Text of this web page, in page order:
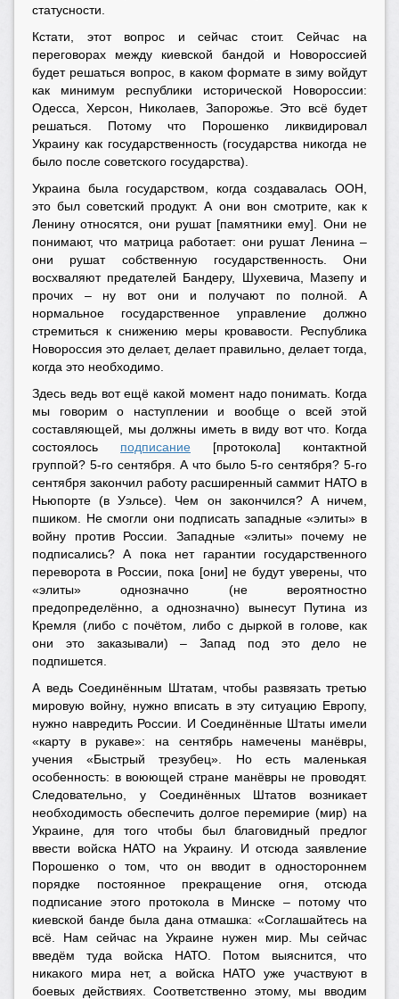
статусности.
Кстати, этот вопрос и сейчас стоит. Сейчас на
переговорах между киевской бандой и Новороссией
будет решаться вопрос, в каком формате в зиму войдут
как минимум республики исторической Новороссии:
Одесса, Херсон, Николаев, Запорожье. Это всё будет
решаться. Потому что Порошенко ликвидировал
Украину как государственность (государства никогда не
было после советского государства).
Украина была государством, когда создавалась ООН,
это был советский продукт. А они вон смотрите, как к
Ленину относятся, они рушат [памятники ему]. Они не
понимают, что матрица работает: они рушат Ленина –
они рушат собственную государственность. Они
восхваляют предателей Бандеру, Шухевича, Мазепу и
прочих – ну вот они и получают по полной. А
нормальное государственное управление должно
стремиться к снижению меры кровавости. Республика
Новороссия это делает, делает правильно, делает тогда,
когда это необходимо.
Здесь ведь вот ещё какой момент надо понимать. Когда
мы говорим о наступлении и вообще о всей этой
составляющей, мы должны иметь в виду вот что. Когда
состоялось подписание [протокола] контактной
группой? 5-го сентября. А что было 5-го сентября? 5-го
сентября закончил работу расширенный саммит НАТО в
Ньюпорте (в Уэльсе). Чем он закончился? А ничем,
пшиком. Не смогли они подписать западные «элиты» в
войну против России. Западные «элиты» почему не
подписались? А пока нет гарантии государственного
переворота в России, пока [они] не будут уверены, что
«элиты» однозначно (не вероятностно
предопределённо, а однозначно) вынесут Путина из
Кремля (либо с почётом, либо с дыркой в голове, как
они это заказывали) – Запад под это дело не
подпишется.
А ведь Соединённым Штатам, чтобы развязать третью
мировую войну, нужно вписать в эту ситуацию Европу,
нужно навредить России. И Соединённые Штаты имели
«карту в рукаве»: на сентябрь намечены манёвры,
учения «Быстрый трезубец». Но есть маленькая
особенность: в воюющей стране манёвры не проводят.
Следовательно, у Соединённых Штатов возникает
необходимость обеспечить долгое перемирие (мир) на
Украине, для того чтобы был благовидный предлог
ввести войска НАТО на Украину. И отсюда заявление
Порошенко о том, что он вводит в одностороннем
порядке постоянное прекращение огня, отсюда
подписание этого протокола в Минске – потому что
киевской банде была дана отмашка: «Соглашайтесь на
всё. Нам сейчас на Украине нужен мир. Мы сейчас
введём туда войска НАТО. Потом выяснится, что
никакого мира нет, а войска НАТО уже участвуют в
боевых действиях. Соответственно этому, мы вводим